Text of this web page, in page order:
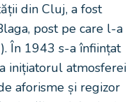
din Cluj, a fost
post pe care l-a
În 1943 s-a înființat
inițiatorul atmosferei
aforisme și regizor